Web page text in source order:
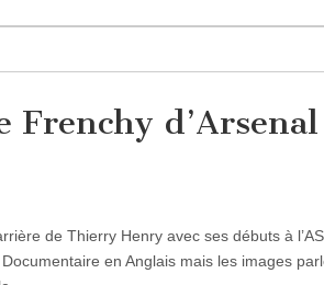
d’Arsenal
de Thierry Henry avec ses débuts à
en Anglais mais les images